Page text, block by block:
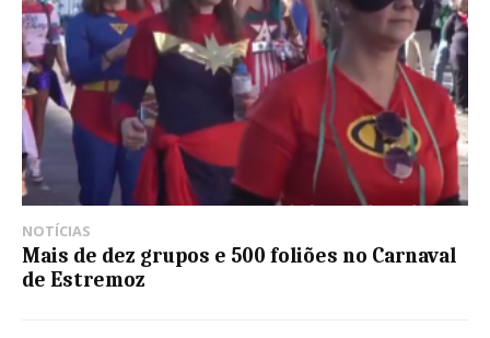
NOTÍCIAS
Mais de dez grupos e 500 foliões no Carnaval
de Estremoz